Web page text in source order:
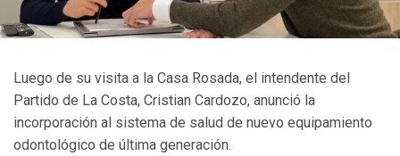
Luego de su visita a la Casa Rosada, el intendente del
Partido de La Costa, Cristian Cardozo, anunció la
incorporación al sistema de salud de nuevo equipamiento
odontológico de última generación.